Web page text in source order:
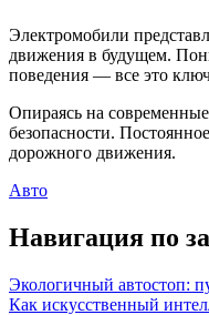
Электромобили
движения в будущем.
поведения — все это
Опираясь на
безопасности.
дорожного движения.
Авто
Навигация по
Экологичный автостоп:
Как искусственный